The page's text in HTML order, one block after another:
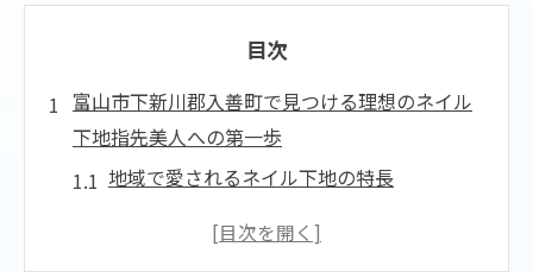
目次
富山市下新川郡入善町で見つける理想のネイル
下地指先美人への第一歩
地域で愛されるネイル下地の特長
口コミから見るネイル下地の選び方